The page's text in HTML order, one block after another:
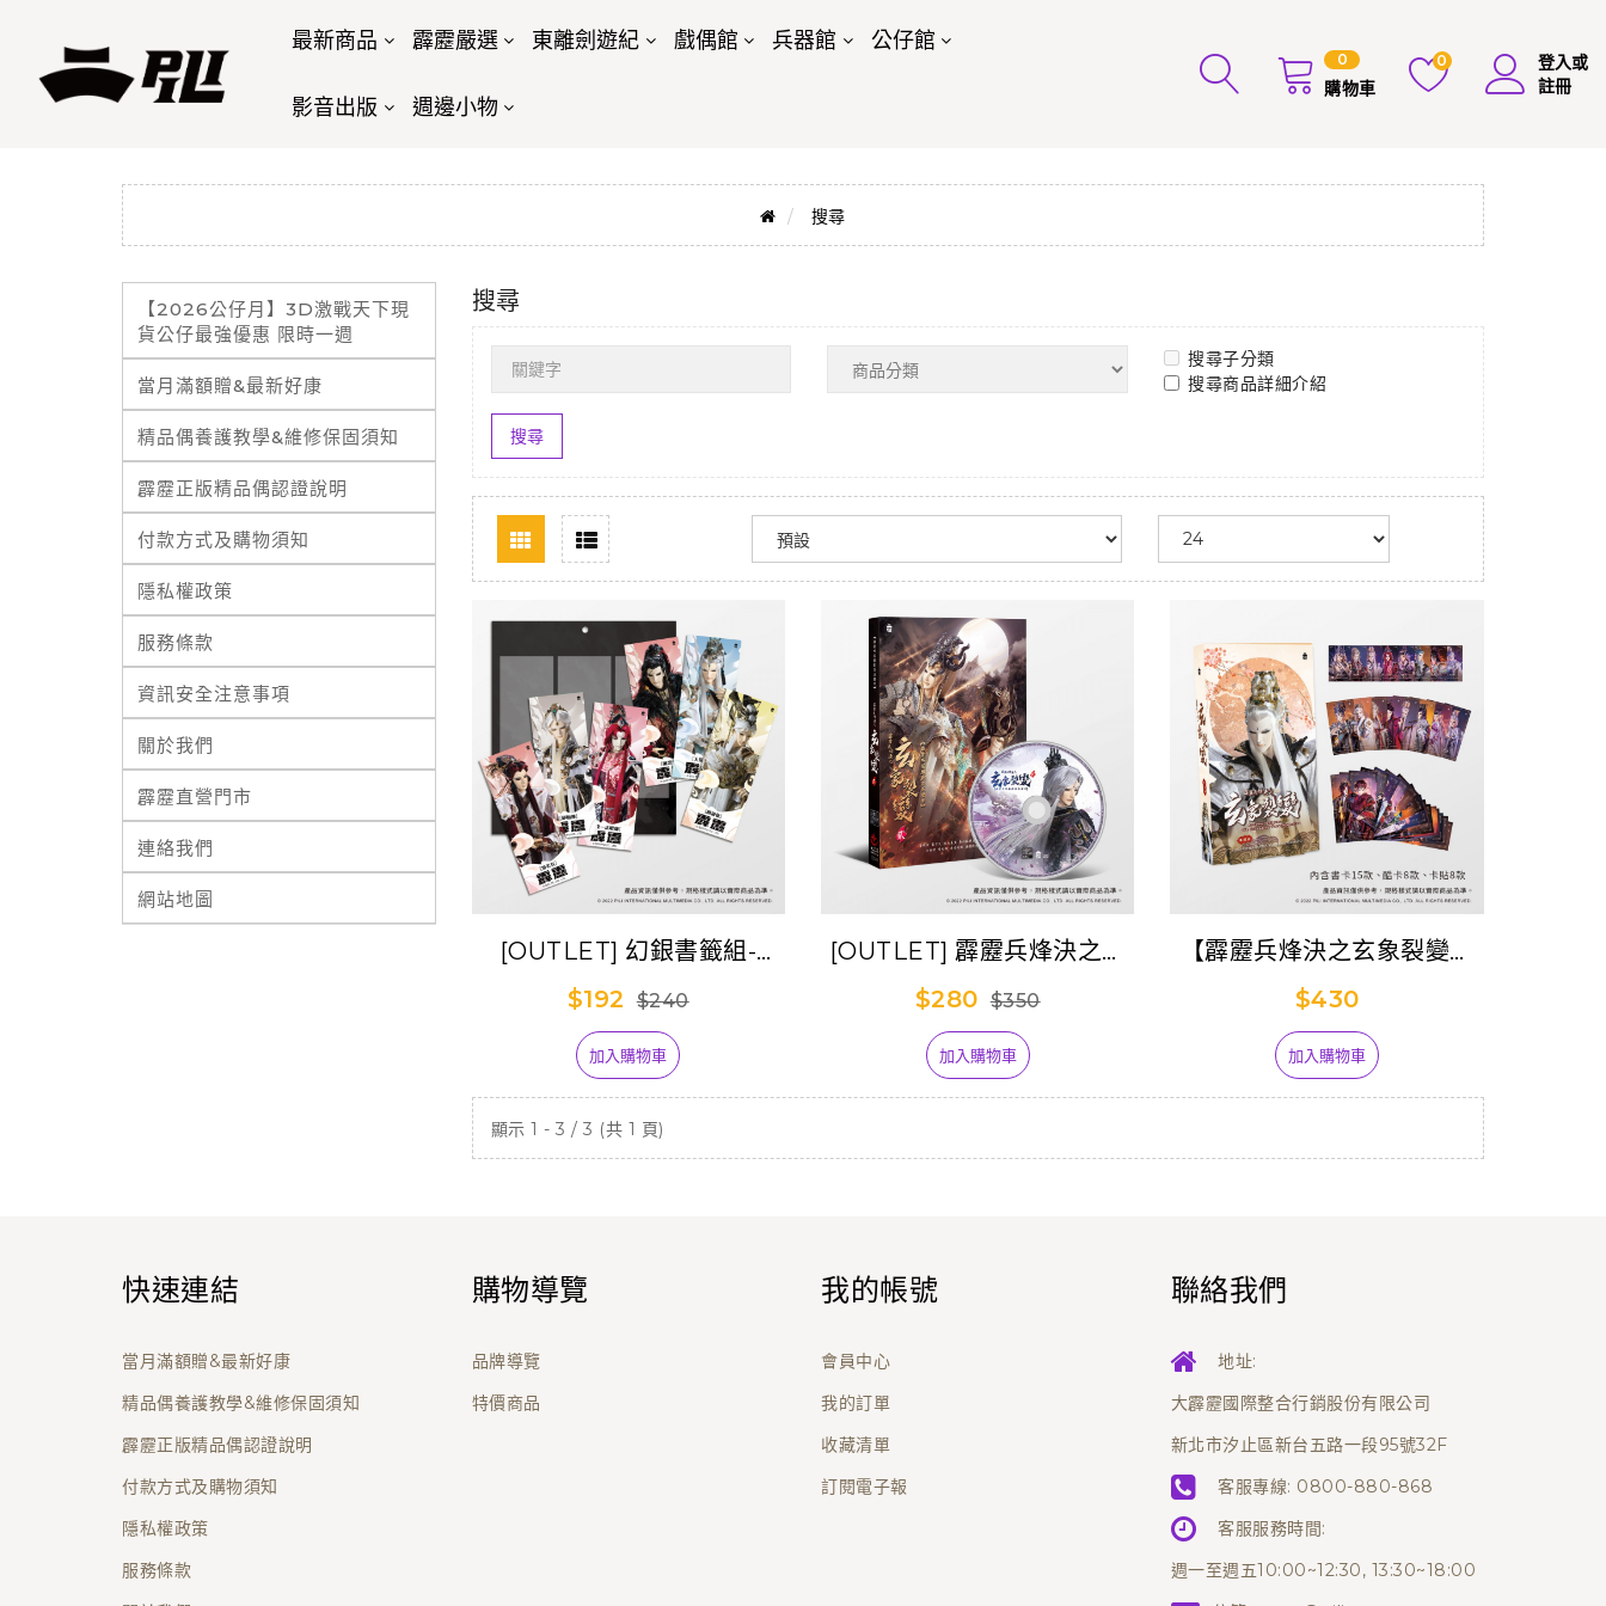
最新商品 霹靂嚴選 東離劍遊紀 戲偶館 兵器館 公仔館
影音出版 週邊小物
0
購物車
0
登入或
註冊
搜尋
【2026公仔月】3D激戰天下現
貨公仔最強優惠 限時一週
當月滿額贈&最新好康
精品偶養護教學&維修保固須知
霹靂正版精品偶認證說明
付款方式及購物須知
隱私權政策
服務條款
資訊安全注意事項
關於我們
霹靂直營門市
連絡我們
網站地圖
搜尋
搜尋子分類
搜尋商品詳細介紹
[OUTLET] 幻銀書籤組-
【霹靂探險】B款
$192 $240
加入購物車
[OUTLET] 霹靂兵烽決之玄
象裂變劇集原聲帶貳-精選
92
$280 $350
加入購物車
【霹靂兵烽決之玄象裂變】
應援組
$430
加入購物車
顯示 1 - 3 / 3 (共 1 頁)
快速連結
當月滿額贈&最新好康
精品偶養護教學&維修保固須知
霹靂正版精品偶認證說明
付款方式及購物須知
隱私權政策
服務條款
購物導覽
品牌導覽
特價商品
我的帳號
會員中心
我的訂單
收藏清單
訂閱電子報
聯絡我們
地址:
大霹靂國際整合行銷股份有限公司
新北市汐止區新台五路一段95號32F
客服專線: 0800-880-868
客服服務時間:
週一至週五10:00~12:30, 13:30~18:00